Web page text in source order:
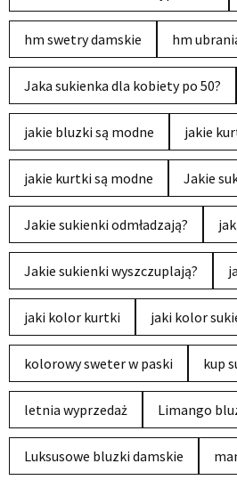
hm swetry damskie hm
Jaka sukienka dla kobiety po 50?
jakie bluzki są modne jakie
jakie kurtki są modne Jakie
Jakie sukienki odmładzają?
Jakie sukienki wyszczuplają?
jaki kolor kurtki jaki kolor
kolorowy sweter w paski kup
letnia wyprzedaż Limango
Luksusowe bluzki damskie